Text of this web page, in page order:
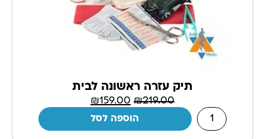
תיק עזרה ראשונה לבית
₪219.00
₪159.00
הוספה לסל